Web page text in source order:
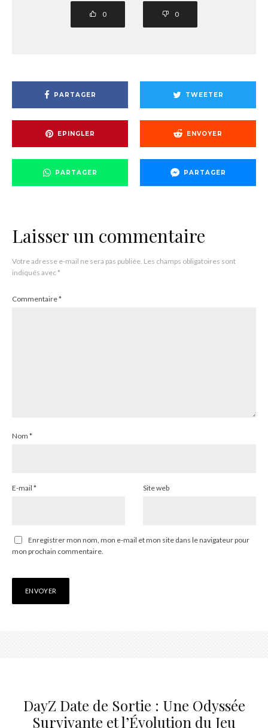
0 0
PARTAGER TWEETER
EPINGLER ENVOYER
PARTAGER PARTAGER
Laisser un commentaire
Votre adresse e-mail ne sera pas publiée. Les champs obligatoires sont
indiqués avec*
Commentaire*
Nom *
E-mail * Site web
Enregistrer mon nom, mon e-mail et mon site dans le navigateur pour
mon prochain commentaire.
DayZ Date de Sortie : Une Odyssée
Survivante et l’Évolution du Jeu